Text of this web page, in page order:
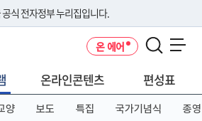
식 전자정부 누리집입니다.
기
른 도메인 주소를 사용하고 있다면 아래 URL에
보세요
온 에어
온라인콘텐츠 편성표
양 보도 특집 국가기념식 종영